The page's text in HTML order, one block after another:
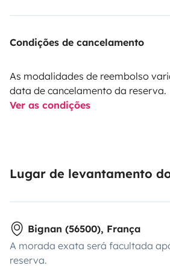
Condições de cancelamento
As modalidades de reembolso
data de cancelamento da reserva.
Ver as condições
Lugar de levantamento
Bignan (56500), França
A morada exata será facultada
reserva.